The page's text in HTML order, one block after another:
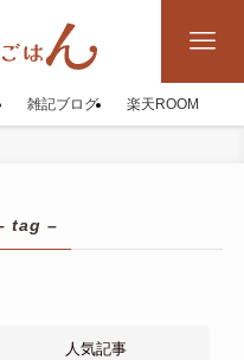
雑記ブログ 楽天ROOM
tag –
人気記事